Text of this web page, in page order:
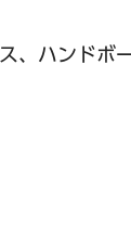
、ハンドボ